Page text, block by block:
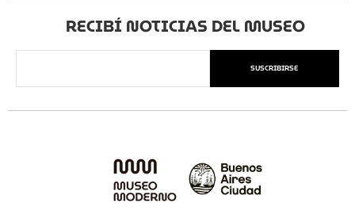
RECIBÍ NOTICIAS DEL MUSEO
SUSCRIBIRSE